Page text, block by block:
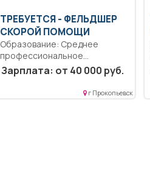
ТРЕБУЕТСЯ - ФЕЛЬДШЕР
СКОРОЙ ПОМОЩИ
Образование: Среднее
профессиональное
образование.. В соответствии
с должностной инструкцией:...
Зарплата: от 40 000 руб.
г Прокопьевск